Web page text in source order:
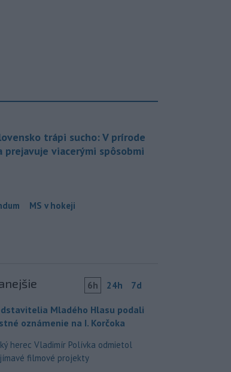
trápi sucho: V prírode
prejavuje viacerými spôsobmi
MS v hokeji
6h 24h 7d
Mladého Hlasu podali
oznámenie na I. Korčoka
herec Vladimír Polívka odmietol
filmové projekty